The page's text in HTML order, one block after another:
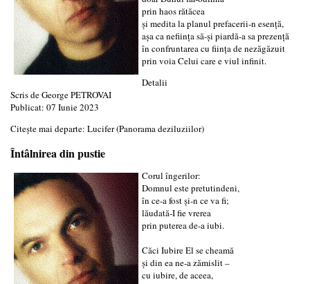
prin haos rătăcea
și medita la planul prefacerii-n esență,
așa ca neființa să-și piardă-a sa prezență
în confruntarea cu ființa de nezăgăzuit
prin voia Celui care e viul infinit.
Detalii
Scris deGeorge PETROVAI
Publicat: 07 Iunie 2023
Citește mai departe: Lucifer (Panorama deziluziilor)
Întâlnirea din pustie
Corul îngerilor:
Domnul este pretutindeni,
în ce-a fost şi-n ce va fi;
lăudată-I fie vrerea
prin puterea de-a iubi.
Căci Iubire El se cheamă
şi din ea ne-a zămislit –
cu iubire, de aceea,